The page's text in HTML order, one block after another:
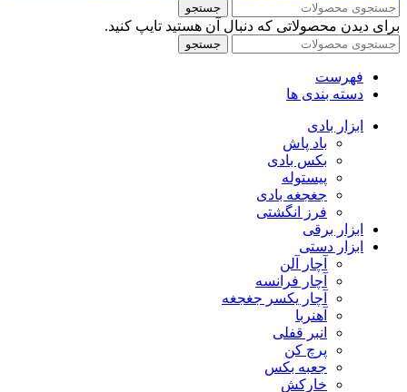
جستجو
برای دیدن محصولاتی که دنبال آن هستید تایپ کنید.
جستجو
فهرست
دسته بندی ها
ابزار بادی
باد پاش
بکس بادی
پیستوله
جغجغه بادی
فرز انگشتی
ابزار برقی
ابزار دستی
آچار آلن
آچار فرانسه
آچار یکسر جغجغه
آهنربا
انبر قفلی
پرچ کن
جعبه بکس
خارکش